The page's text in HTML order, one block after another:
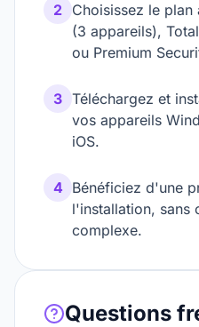
2 Choisissez le
(3 appareils),
ou Premium
3 Téléchargez et
vos appareils
iOS.
4 Bénéficiez d'une
l'installation, sans
complexe.
Questions